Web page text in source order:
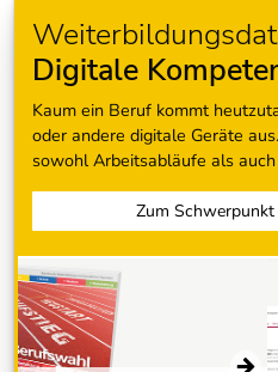
Digitale
Kaum ein Beruf kommt
oder andere digitale Geräte
sowohl Arbeitsabläufe als
Zum Schwerpunkt